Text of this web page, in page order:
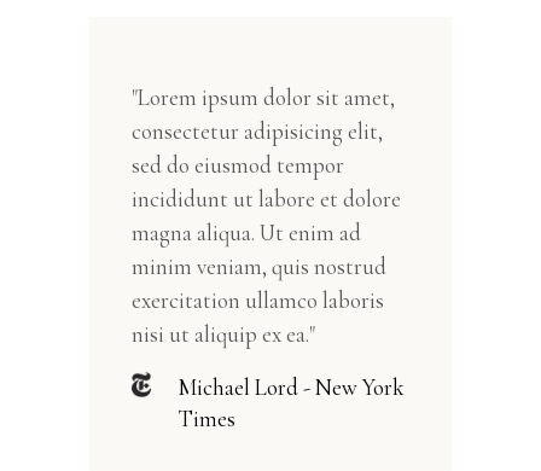
"Lorem ipsum dolor sit amet,
consectetur adipisicing elit,
sed do eiusmod tempor
incididunt ut labore et dolore
magna aliqua. Ut enim ad
minim veniam, quis nostrud
exercitation ullamco laboris
nisi ut aliquip ex ea."
Michael Lord - New York
Times